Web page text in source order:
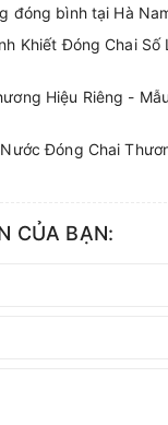
đóng bình tại Hà
Khiết Đóng Chai Số
Hiệu Riêng -
Đóng Chai
CỦA BẠN: